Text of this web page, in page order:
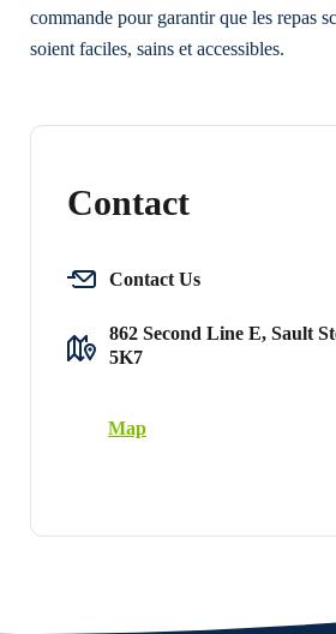
commande pour garantir que les repas
soient faciles, sains et accessibles.
Contact
Contact Us
862 Second Line E, Sault
5K7
Map